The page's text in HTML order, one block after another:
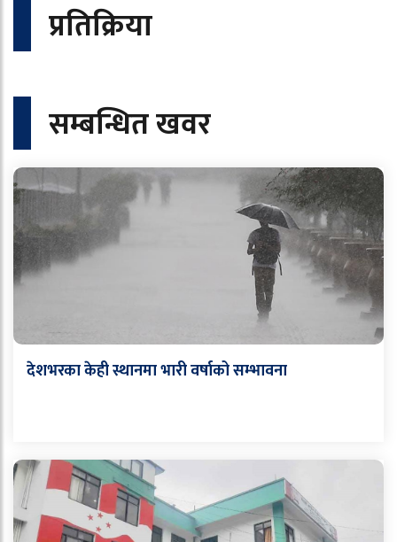
प्रतिक्रिया
सम्बन्धित खवर
देशभरका केही स्थानमा भारी वर्षाको सम्भावना